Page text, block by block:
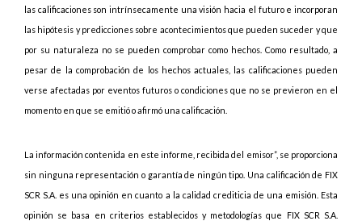
las calificaciones son intrínsecamente una visión hacia el futuro e incorporan
las hipótesis y predicciones sobre acontecimientos que pueden suceder y que
por su naturaleza no se pueden comprobar como hechos. Como resultado, a
pesar de la comprobación de los hechos actuales, las calificaciones pueden
verse afectadas por eventos futuros o condiciones que no se previeron en el
momento en que se emitió o afirmó una calificación.
La información contenida en este informe, recibida del emisor”, se proporciona
sin ninguna representación o garantía de ningún tipo. Una calificación de FIX
SCR S.A. es una opinión en cuanto a la calidad crediticia de una emisión. Esta
opinión se basa en criterios establecidos y metodologías que FIX SCR S.A.